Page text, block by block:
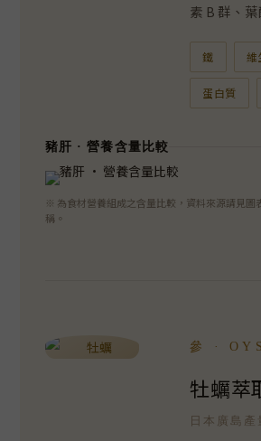
素 B 群、
鐵 維
蛋白質
豬肝 · 營養含量比較
※ 為食材營養組成之含量比較，資料來源請見圖
稱。
參 ·
牡蠣萃
日本廣島產